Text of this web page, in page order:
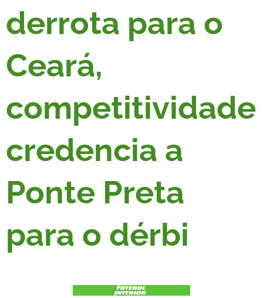
derrota para o
Ceará,
competitividade
credencia a
Ponte Preta
para o dérbi